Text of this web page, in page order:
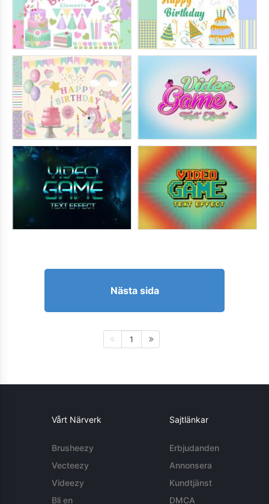
Nästa sida
1
Vårt Närverk
Brusheezy
Vecteezy
Videezy
Bli en
Sajtlänkar
Erbjudanden
Annonsera
Kundtjänst
DMCA